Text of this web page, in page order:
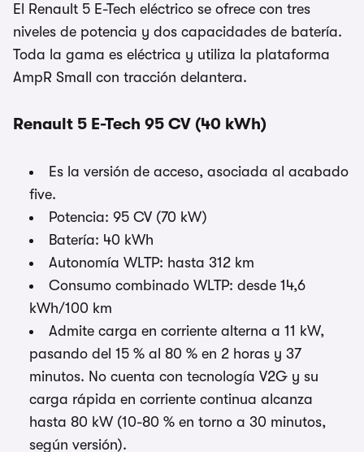
El Renault 5 E-Tech eléctrico se ofrece con tres
niveles de potencia y dos capacidades de batería.
Toda la gama es eléctrica y utiliza la plataforma
AmpR Small con tracción delantera.
Renault 5 E-Tech 95 CV (40 kWh)
Es la versión de acceso, asociada al acabado
five.
Potencia: 95 CV (70 kW)
Batería: 40 kWh
Autonomía WLTP: hasta 312 km
Consumo combinado WLTP: desde 14,6
kWh/100 km
Admite carga en corriente alterna a 11 kW,
pasando del 15 % al 80 % en 2 horas y 37
minutos. No cuenta con tecnología V2G y su
carga rápida en corriente continua alcanza
hasta 80 kW (10-80 % en torno a 30 minutos,
según versión).